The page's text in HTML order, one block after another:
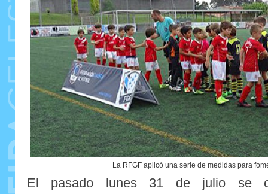
La RFGF aplicó una serie de medidas para
El pasado lunes 31 de julio se